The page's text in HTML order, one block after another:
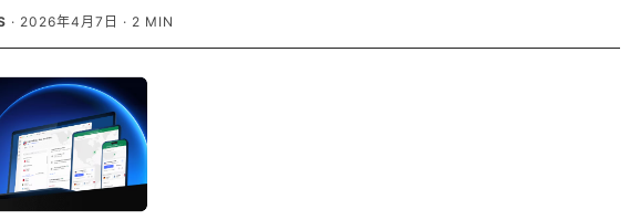
· 2026年4月7日 · 2 MIN